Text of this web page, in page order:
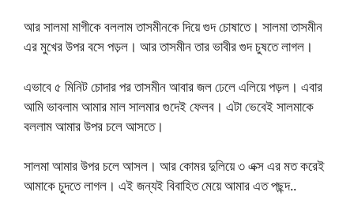
আর সালমা মাগীকে বললাম তাসমীনকে দিয়ে গুদ চোষাতে। সালমা তাসমীন
এর মুখের উপর বসে পড়ল। আর তাসমীন তার ভাবীর গুদ চুষতে লাগল।
এভাবে ৫ মিনিট চোদার পর তাসমীন আবার জল ঢেলে এলিয়ে পড়ল। এবার
আমি ভাবলাম আমার মাল সালমার গুদেই ফেলব। এটা ভেবেই সালমাকে
বললাম আমার উপর চলে আসতে।
সালমা আমার উপর চলে আসল। আর কোমর দুলিয়ে ৩ এক্স এর মত করেই
আমাকে চুদতে লাগল। এই জন্যই বিবাহিত মেয়ে আমার এত পছন্দ..